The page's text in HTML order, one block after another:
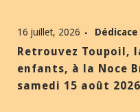
16 juillet, 2026 Dédicace
Retrouvez Toupoil,
enfants, à la Noce
samedi 15 août